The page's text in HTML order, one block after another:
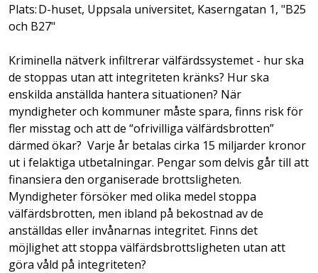
Plats: D-huset, Uppsala universitet, Kaserngatan 1, "B25
och B27"
Kriminella nätverk infiltrerar välfärdssystemet - hur ska
de stoppas utan att integriteten kränks? Hur ska
enskilda anställda hantera situationen? När
myndigheter och kommuner måste spara, finns risk för
fler misstag och att de “ofrivilliga välfärdsbrotten”
därmed ökar? Varje år betalas cirka 15 miljarder kronor
ut i felaktiga utbetalningar. Pengar som delvis går till att
finansiera den organiserade brottsligheten.
Myndigheter försöker med olika medel stoppa
välfärdsbrotten, men ibland på bekostnad av de
anställdas eller invånarnas integritet. Finns det
möjlighet att stoppa välfärdsbrottsligheten utan att
göra våld på integriteten?